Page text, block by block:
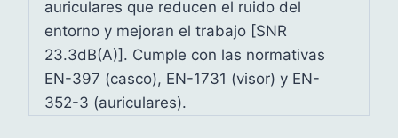
auriculares que reducen el ruido del
entorno y mejoran el trabajo [SNR
23.3dB(A)]. Cumple con las normativas
EN-397 (casco), EN-1731 (visor) y EN-
352-3 (auriculares).